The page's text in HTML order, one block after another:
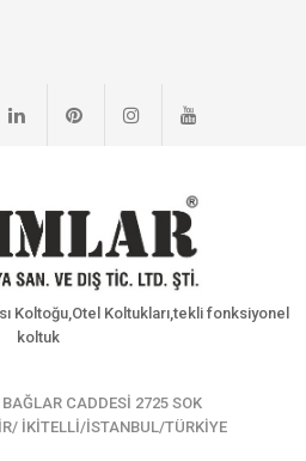
Koltoğu,Otel Koltukları,tekli fonksiyonel
koltuk
CADDESİ 2725 SOK
İKİTELLİ/İSTANBUL/TÜRKİYE